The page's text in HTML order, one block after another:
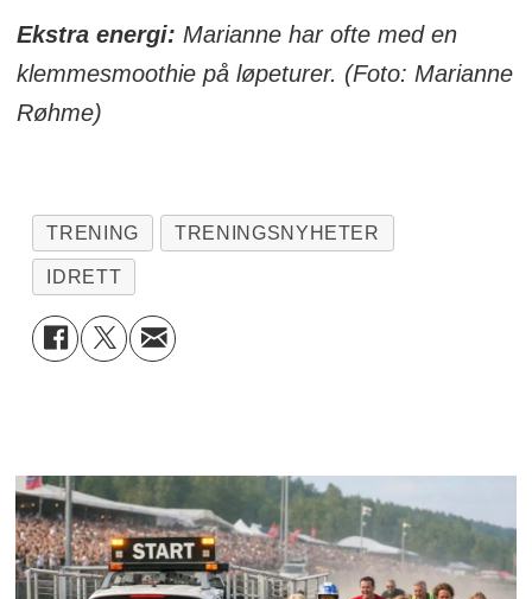
Ekstra energi: Marianne har ofte med en
klemmesmoothie på løpeturer. (Foto: Marianne
Røhme)
TRENING TRENINGSNYHETER
IDRETT